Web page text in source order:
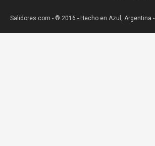
Salidores.com - ® 2016 - Hecho en Azul, Argentina -